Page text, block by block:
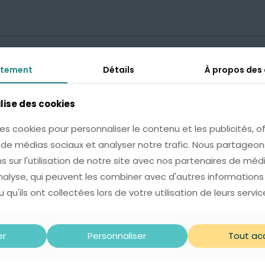
4,99€
Cette option est idéale pour
l’occasion d’un
* Une pochette soignée,
raffinée.
* Une carte sur laquelle nous
(100 caractères max).
Avis0
Détails À propos des
des cookies
cookies pour personnaliser le contenu et les publicités,
médias sociaux et analyser notre trafic. Nous
sur l'utilisation de notre site avec nos partenaires de
qui peuvent les combiner avec d'autres
qu'ils ont collectées lors de votre utilisation de leurs
Personnaliser Tout
Détails À propos des
des cookies
cookies pour personnaliser le contenu et les publicités,
médias sociaux et analyser notre trafic. Nous
sur l'utilisation de notre site avec nos partenaires de
qui peuvent les combiner avec d'autres
qu'ils ont collectées lors de votre utilisation de leurs
Personnaliser Tout